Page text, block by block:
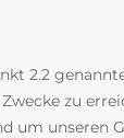
2.2
zu
unseren